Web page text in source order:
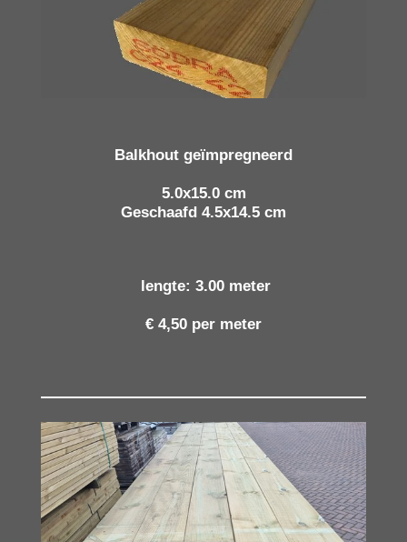
Balkhout geïmpregneerd
5.0x15.0 cm
Geschaafd 4.5x14.5 cm
lengte: 3.00 meter
€ 4,50 per meter